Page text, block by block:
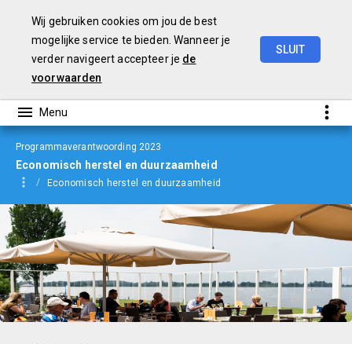
Wij gebruiken cookies om jou de best
mogelijke service te bieden. Wanneer je
verder navigeert accepteer je de
voorwaarden
SLUIT
Programmaverantwoording 2023
Economisch herstel en duurzaamheid
Economisch herstel en duurzaamheid